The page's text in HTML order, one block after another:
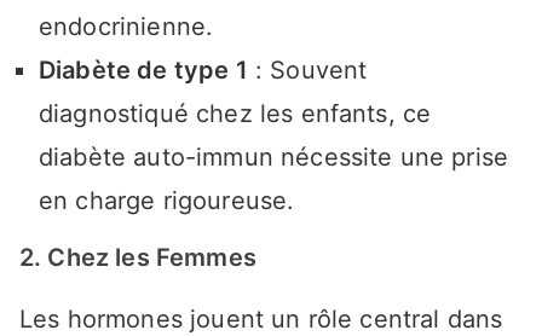
endocrinienne.
Diabète de type 1 : Souvent
diagnostiqué chez les enfants, ce
diabète auto-immun nécessite une prise
en charge rigoureuse.
2. Chez les Femmes
Les hormones jouent un rôle central dans